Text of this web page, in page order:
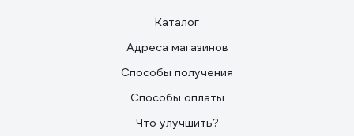
Каталог
Адреса магазинов
Способы получения
Способы оплаты
Что улучшить?